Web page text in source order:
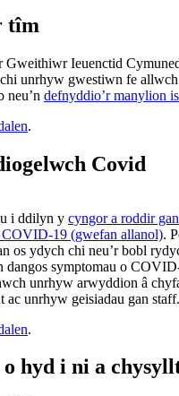
tîm
Gweithiwr Ieuenctid
unrhyw gwestiwn fe
neu’n defnyddio’r manylion
.
Covid
i ddilyn y cyngor a roddir
19 (gwefan allanol).
os ydych chi neu’r bobl
dangos symptomau o
unrhyw arwyddion â
ac unrhyw geisiadau gan staff.
.
o hyd i ni a